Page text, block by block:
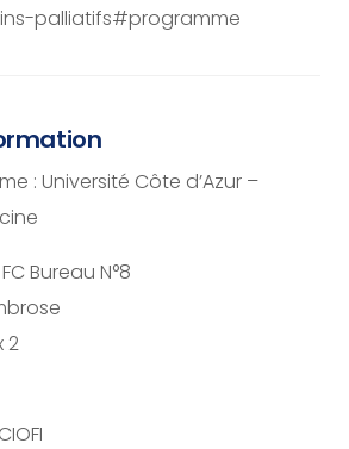
palliatifs#programme
: Université Côte d’Azur –
Bureau N°8
2